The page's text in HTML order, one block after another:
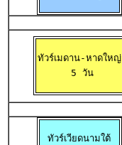
ทัวร์เมดาน-หาดใหญ่
5 วัน
ทัวร์เวียดนามใต้